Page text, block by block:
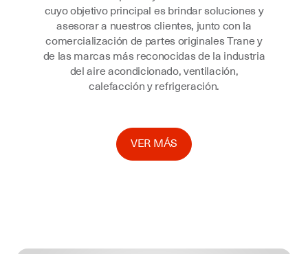
cuyo objetivo principal es brindar soluciones y
asesorar a nuestros clientes, junto con la
comercialización de partes originales Trane y
de las marcas más reconocidas de la industria
del aire acondicionado, ventilación,
calefacción y refrigeración.
VER MÁS